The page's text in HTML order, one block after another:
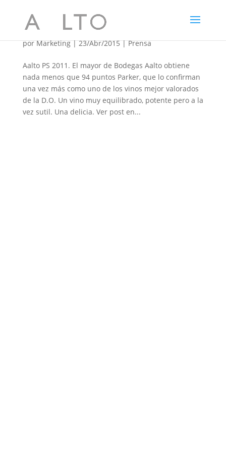
porMarketing|23/Abr/2015|Prensa
Aalto PS 2011. El mayor de Bodegas Aalto obtiene
nada menos que 94 puntos Parker, que lo confirman
una vez más como uno de los vinos mejor valorados
de la D.O. Un vino muy equilibrado, potente pero a la
vez sutil. Una delicia. Ver post en...